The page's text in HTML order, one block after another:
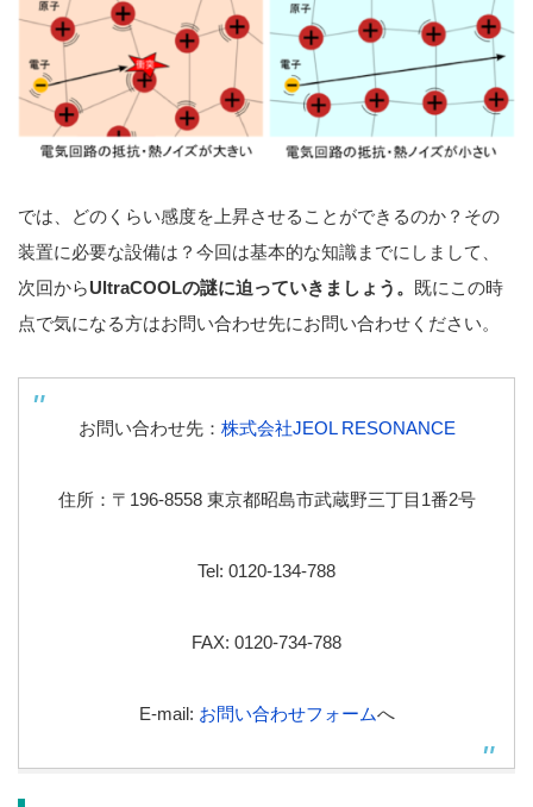
では、どのくらい感度を上昇させることができるのか？その
装置に必要な設備は？今回は基本的な知識までにしまして、
次回からUltraCOOLの謎に迫っていきましょう。 既にこの時
点で気になる方はお問い合わせ先にお問い合わせください。
お問い合わせ先： 株式会社JEOL RESONANCE
住所：〒196-8558 東京都昭島市武蔵野三丁目1番2号
Tel: 0120-134-788
FAX: 0120-734-788
E-mail: お問い合わせフォームへ